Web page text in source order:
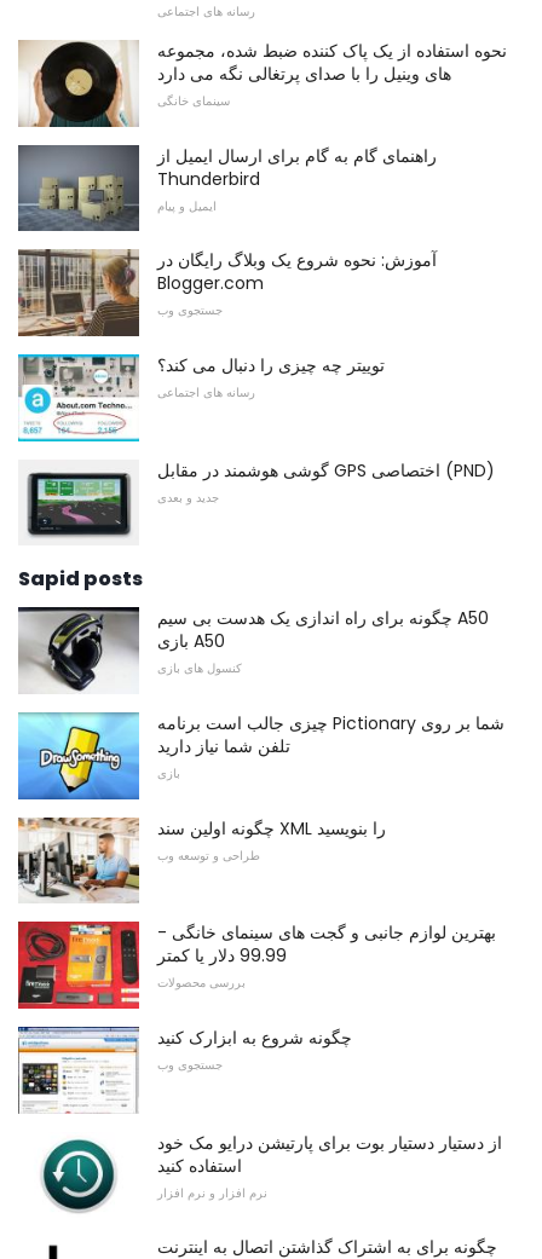
رسانه های اجتماعی
نحوه استفاده از یک پاک کننده ضبط شده، مجموعه
های وینیل را با صدای پرتغالی نگه می دارد
سینمای خانگی
راهنمای گام به گام برای ارسال ایمیل از
Thunderbird
ایمیل و پیام
آموزش: نحوه شروع یک وبلاگ رایگان در
Blogger.com
جستجوی وب
توییتر چه چیزی را دنبال می کند؟
رسانه های اجتماعی
گوشی هوشمند در مقابل GPS اختصاصی (PND)
جدید و بعدی
Sapid posts
چگونه برای راه اندازی یک هدست بی سیم A50
بازی A50
کنسول های بازی
چیزی جالب است برنامه Pictionary شما بر روی
تلفن شما نیاز دارید
بازی
چگونه اولین سند XML را بنویسید
طراحی و توسعه وب
بهترین لوازم جانبی و گجت های سینمای خانگی -
99.99 دلار یا کمتر
بررسی محصولات
چگونه شروع به ابزارک کنید
جستجوی وب
از دستیار دستیار بوت برای پارتیشن درایو مک خود
استفاده کنید
نرم افزار و نرم افزار
چگونه برای به اشتراک گذاشتن اتصال به اینترنت